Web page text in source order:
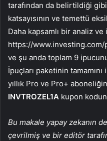
tarafından da belirtildiği
katsayısının ve temettü
Daha kapsamlı bir analiz
https://www.investing.com/
ve şu anda toplam 9
İpuçları paketinin
yıllık Pro ve Pro+
INVTROZEL1A kupon
Bu makale yapay zekanın
çevrilmiş ve bir editör